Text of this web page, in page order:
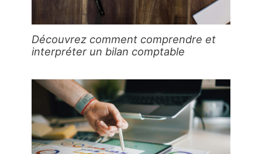
Découvrez comment comprendre et
interpréter un bilan comptable